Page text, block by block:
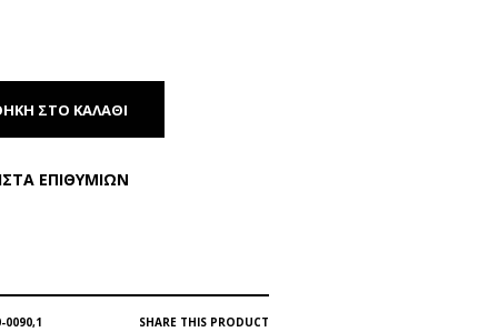
ΣΤΟ ΚΑΛΆΘΙ
ΕΠΙΘΥΜΙΏΝ
0090,1
SHARE THIS PRODUCT